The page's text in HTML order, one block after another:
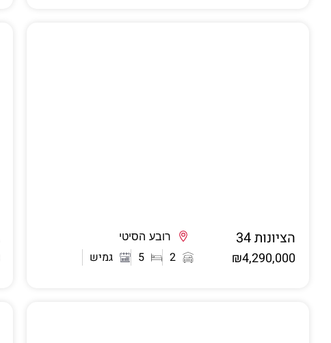
הציונות 34 רובע הסיטי
₪4,290,000
2
5 גמיש